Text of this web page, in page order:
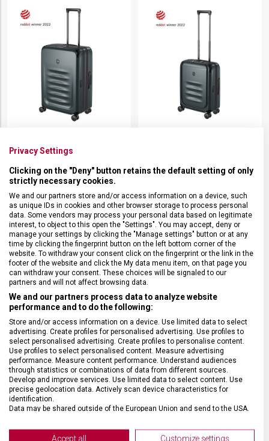
3.0 EXPANDABLE MEDIUM
Skladem na prodejně
K odbavení
15 990 Kč
Skladem na prodejně
13 990 Kč
KUFR VICTORINOX SPECTRA
3.0 EXPANDABLE LARGE
Skladem na prodejně
17 490 Kč
KABINOVÝ KUFR VICTORINOX
SPECTRA 3.0 FREQUENT
FLYER EXPANDABLE
Skladem na prodejně
13 990 Kč
Privacy Settings
Clicking on the "Deny" button retains the default setting of only
strictly necessary cookies.
We and our partners store and/or access information on a device, such
as unique IDs in cookies and other browser storage to process personal
data. Some vendors may process your personal data based on legitimate
interest, to object to this open the "Settings". You may accept, deny or
manage your settings by clicking the "Manage settings" button or at any
time by clicking the fingerprint button on the left bottom corner of the
website. To withdraw your consent click on the fingerprint or the link in the
footer of the website and click the My data menu item, on that page you
can withdraw your consent. These choices will be signaled to our
partners and will not affect browsing data.
We and our partners process data to analyze website
performance and to do the following:
Store and/or access information on a device. Use limited data to select
advertising. Create profiles for personalised advertising. Use profiles to
select personalised advertising. Create profiles to personalise content.
Use profiles to select personalised content. Measure advertising
performance. Measure content performance. Understand audiences
through statistics or combinations of data from different sources.
Develop and improve services. Use limited data to select content. Use
precise geolocation data. Actively scan device characteristics for
identification.
Data may be shared outside of the European Union and send to the USA.
View Partner List (2 IAB Vendors)
Accept all Customize settings